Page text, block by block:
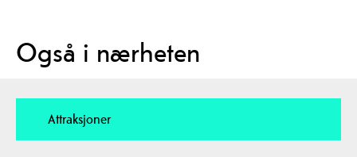
Også i nærheten
Attraksjoner